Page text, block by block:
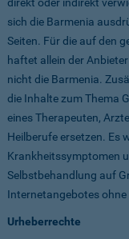
sich die Barmenia
Seiten. Für die auf den
haftet allein der
nicht die Barmenia.
die Inhalte zum Thema
eines Therapeuten,
Heilberufe ersetzen. Es
Krankheitssymptomen
Selbstbehandlung auf
Internetangebotes
Urheberrechte